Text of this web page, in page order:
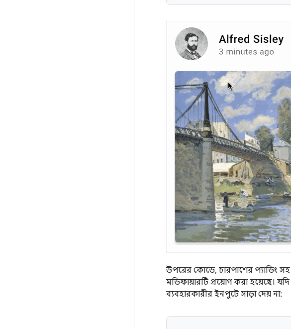
উপরের কোডে, চারপাশের প্যাডিং
মডিফায়ারটি প্রয়োগ করা হয়েছে।
ব্যবহারকারীর ইনপুটে সাড়া দেয় না: